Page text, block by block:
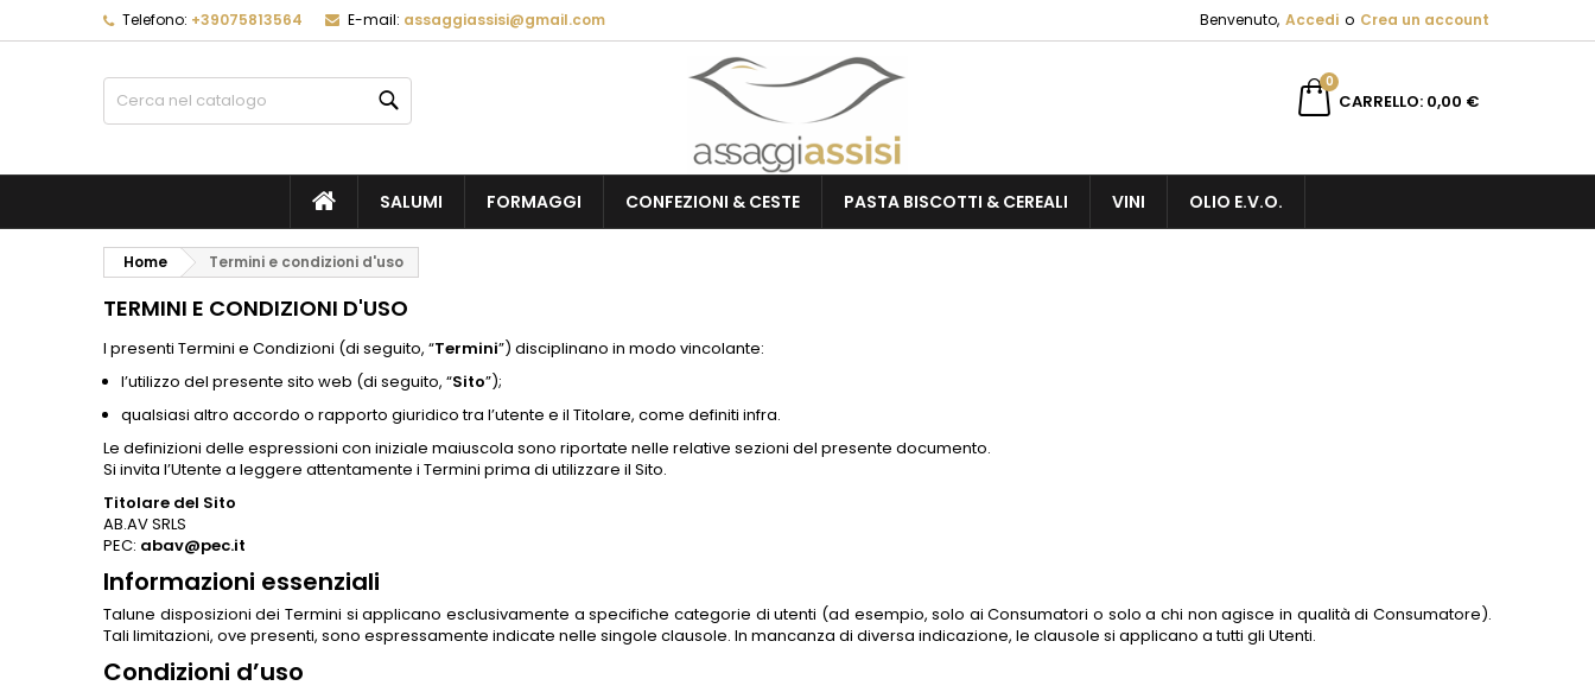
Telefono: +39075813564 E-mail: assaggiassisi@gmail.com Benvenuto, Accedi o Crea un account
CARRELLO
0
0,00 €
HOMESALUMI FORMAGGI CONFEZIONI & CESTE PASTA BISCOTTI & CEREALI VINI OLIO E.V.O.
Home Termini e condizioni d'uso
TERMINI E CONDIZIONI D'USO
I presenti Termini e Condizioni (di seguito, “Termini”) disciplinano in modo vincolante:
l’utilizzo del presente sito web (di seguito, “Sito”);
qualsiasi altro accordo o rapporto giuridico tra l’utente e il Titolare, come definiti infra.
Le definizioni delle espressioni con iniziale maiuscola sono riportate nelle relative sezioni del presente documento.
Si invita l’Utente a leggere attentamente i Termini prima di utilizzare il Sito.
Titolare del Sito
AB.AV SRLS
PEC: abav@pec.it
Informazioni essenziali
Talune disposizioni dei Termini si applicano esclusivamente a specifiche categorie di utenti (ad esempio, solo ai Consumatori o solo a chi non agisce in qualità di Consumatore).
Tali limitazioni, ove presenti, sono espressamente indicate nelle singole clausole. In mancanza di diversa indicazione, le clausole si applicano a tutti gli Utenti.
Condizioni d’uso
Le mie liste di desideri
((modalTitle))
((cancelText)) ((modalDeleteText))
Crea lista dei desideri
Nome lista dei desideri
Devi avere effettuato l'accesso per salvare dei prodotti nella tua lista
Annulla Accedi